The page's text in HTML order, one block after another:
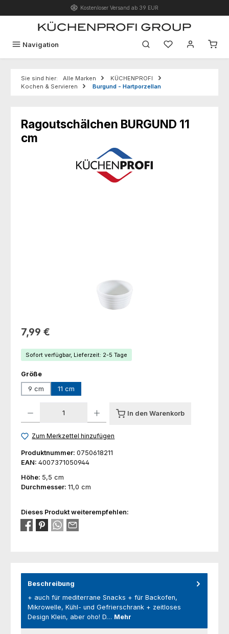
Zum Hauptinhalt springenKostenloser Versand ab 39 EUR
Navigation Du hast 0
Sie sind hier: Alle Marken
KÜCHENPROFI
Kochen & Servieren
Burgund - Hartporzellan
Ragoutschälchen BURGUND 11
cm
Regulärer Preis:
7,99 €
Sofort verfügbar, Lieferzeit: 2-5 Tage
Größeauswählen
9 cm
11 cm
In den Warenkorb
Zum Merkzettel hinzufügen
Produktnummer: 0750618211
EAN: 4007371050944
Höhe: 5,5 cm
Durchmesser: 11,0 cm
Dieses Produkt weiterempfehlen:
Beschreibung
+ auch für mediterrane Snacks + für Backofen,
Mikrowelle, Kühl- und Gefrierschrank + zeitloses
Design Klein, aber oho! D… Mehr